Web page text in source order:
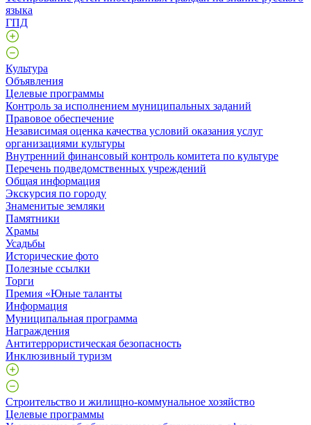
языка
ГПД
Культура
Объявления
Целевые программы
Контроль за исполнением муниципальных заданий
Правовое обеспечение
Независимая оценка качества условий оказания услуг
организациями культуры
Внутренний финансовый контроль комитета по культуре
Перечень подведомственных учреждений
Общая информация
Экскурсия по городу
Знаменитые земляки
Памятники
Храмы
Усадьбы
Исторические фото
Полезные ссылки
Торги
Премия «Юные таланты
Информация
Муниципальная программа
Награждения
Антитеррористическая безопасность
Инклюзивный туризм
Строительство и жилищно-коммунальное хозяйство
Целевые программы